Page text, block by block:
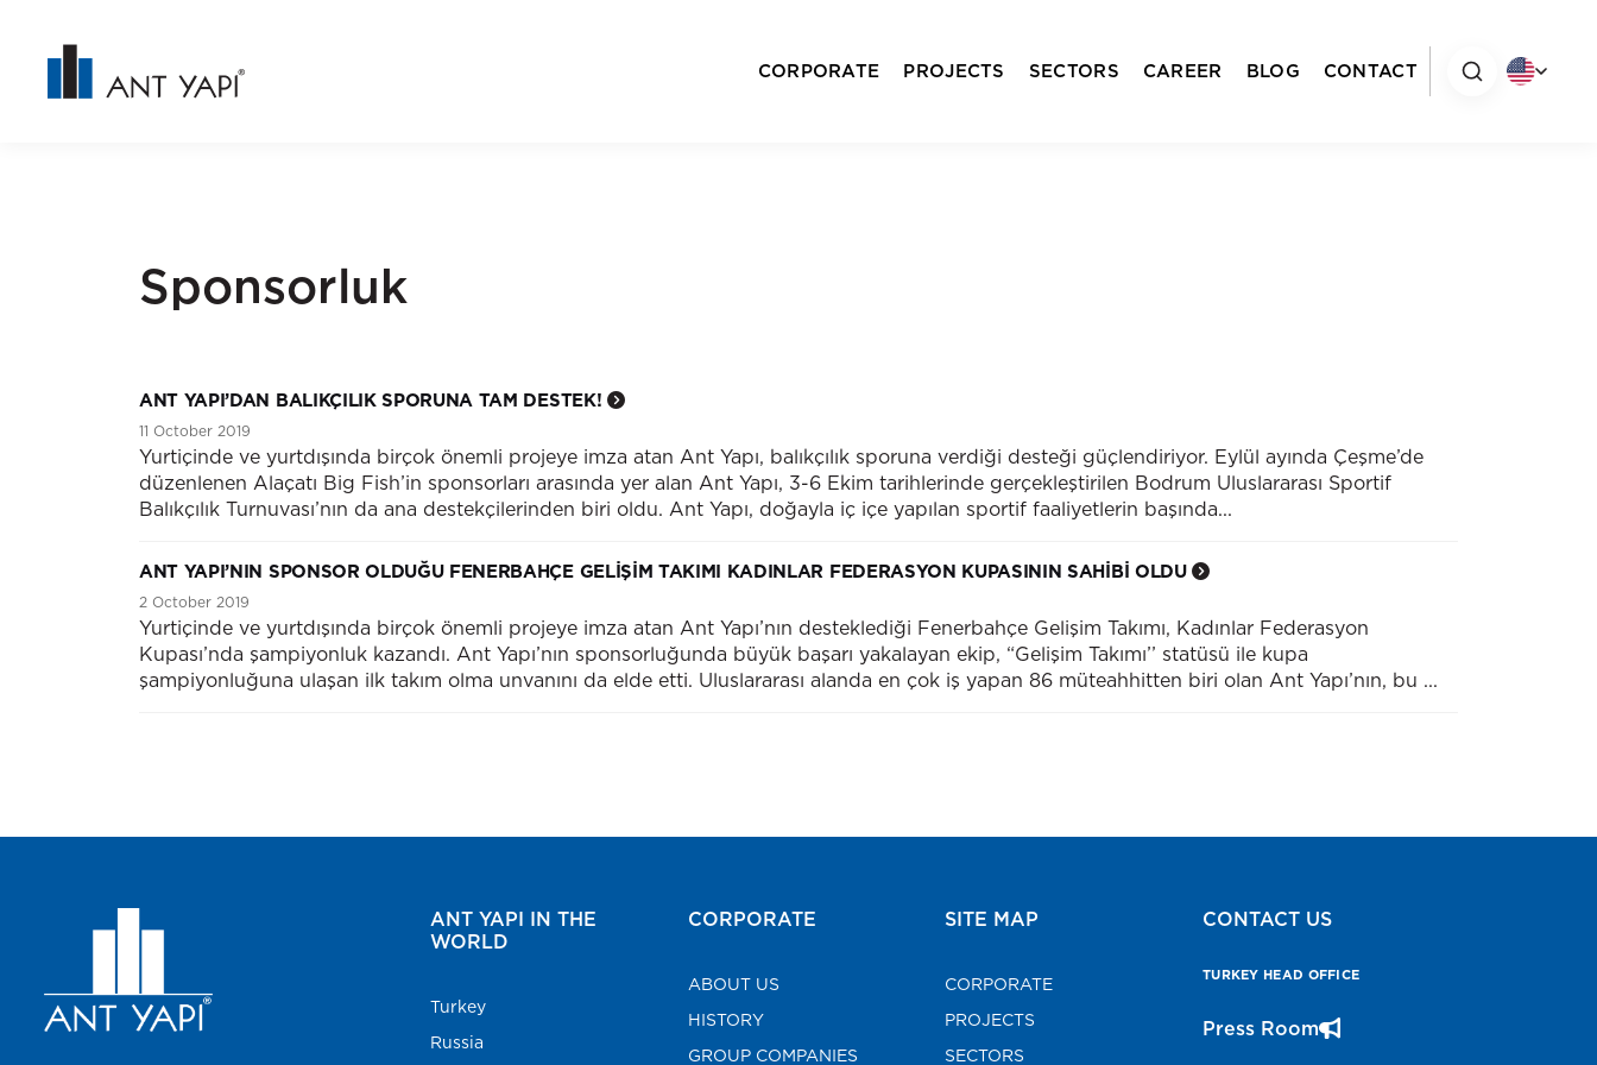
CORPORATE PROJECTS SECTORS CAREER BLOG CONTACT
Sponsorluk
ANT YAPI’DAN BALIKÇILIK SPORUNA TAM DESTEK!
11 October 2019
Yurtiçinde ve yurtdışında birçok önemli projeye imza atan Ant Yapı, balıkçılık sporuna verdiği desteği güçlendiriyor. Eylül ayında Çeşme’de
düzenlenen Alaçatı Big Fish’in sponsorları arasında yer alan Ant Yapı, 3-6 Ekim tarihlerinde gerçekleştirilen Bodrum Uluslararası Sportif
Balıkçılık Turnuvası’nın da ana destekçilerinden biri oldu. Ant Yapı, doğayla iç içe yapılan sportif faaliyetlerin başında...
ANT YAPI’NIN SPONSOR OLDUĞU FENERBAHÇE GELİŞİM TAKIMI KADINLAR FEDERASYON KUPASININ SAHİBİ OLDU
2 October 2019
Yurtiçinde ve yurtdışında birçok önemli projeye imza atan Ant Yapı’nın desteklediği Fenerbahçe Gelişim Takımı, Kadınlar Federasyon
Kupası’nda şampiyonluk kazandı. Ant Yapı’nın sponsorluğunda büyük başarı yakalayan ekip, “Gelişim Takımı’’ statüsü ile kupa
şampiyonluğuna ulaşan ilk takım olma unvanını da elde etti. Uluslararası alanda en çok iş yapan 86 müteahhitten biri olan Ant Yapı’nın, bu ...
ANT YAPI IN THE
WORLD
Turkey
Russia
CORPORATE
ABOUT US
HISTORY
GROUP COMPANIES
SITE MAP
CORPORATE
PROJECTS
SECTORS
CONTACT US
TURKEY HEAD OFFICE
Press Room